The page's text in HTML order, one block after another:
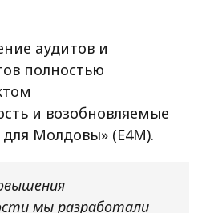
аудитов и
полностью
и возобновляемые
Молдовы» (E4M).
мы разработали